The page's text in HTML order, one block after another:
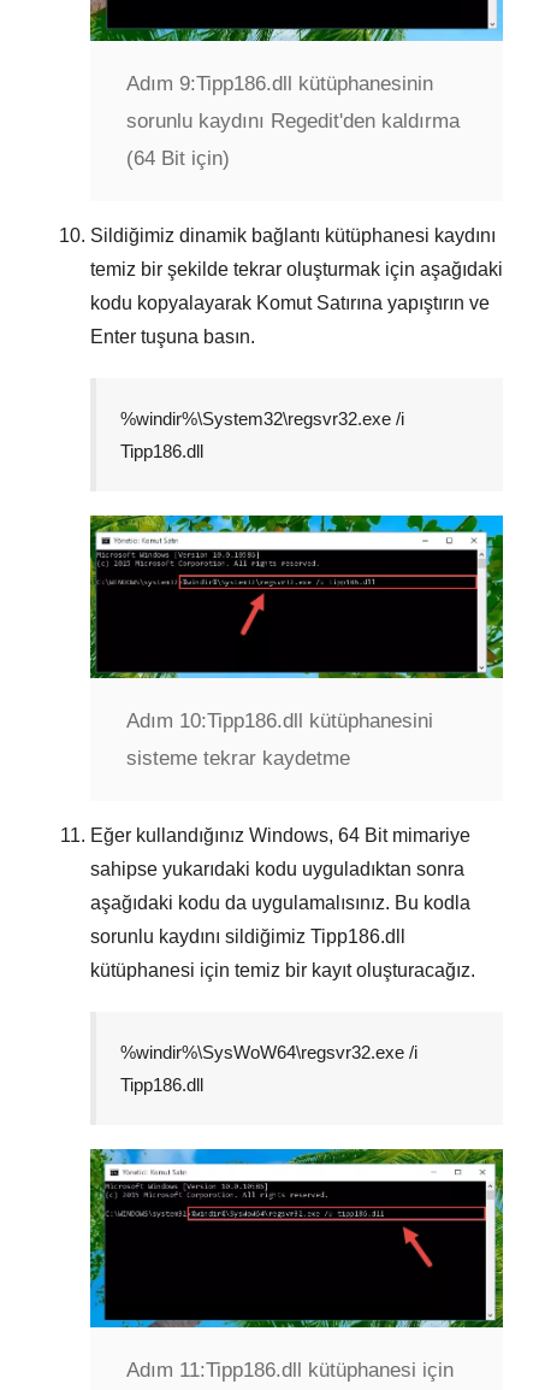
Adım 9:Tipp186.dll kütüphanesinin
sorunlu kaydını Regedit'den kaldırma
(64 Bit için)
Sildiğimiz dinamik bağlantı kütüphanesi kaydını
temiz bir şekilde tekrar oluşturmak için aşağıdaki
kodu kopyalayarak Komut Satırına yapıştırın ve
Enter tuşuna basın.
%windir%\System32\regsvr32.exe /i
Tipp186.dll
Adım 10:Tipp186.dll kütüphanesini
sisteme tekrar kaydetme
Eğer kullandığınız Windows, 64 Bitmimariye
sahipse yukarıdaki kodu uyguladıktan sonra
aşağıdaki kodu da uygulamalısınız. Bu kodla
sorunlu kaydını sildiğimiz Tipp186.dll
kütüphanesi için temiz bir kayıt oluşturacağız.
%windir%\SysWoW64\regsvr32.exe /i
Tipp186.dll
Adım 11:Tipp186.dll kütüphanesi için